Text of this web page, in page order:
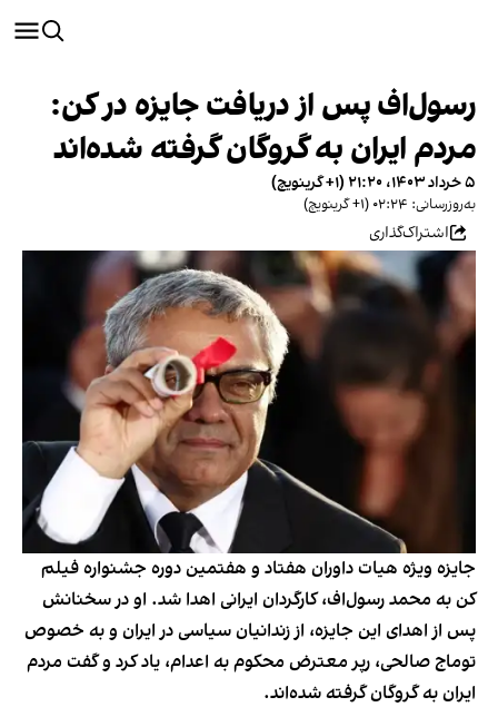
رسول‌اف پس از دریافت جایزه در کن:
مردم ایران به گروگان گرفته شده‌اند
۵ خرداد ۱۴۰۳، ۲۱:۲۰ (‎+۱ گرینویچ)
به‌روزرسانی: ۰۲:۲۴ (‎+۱ گرینویچ)
اشتراک‌گذاری
جایزه ویژه هیات داوران هفتاد و هفتمین دوره جشنواره فیلم
کن به محمد رسول‌اف، کارگردان ایرانی اهدا شد. او در سخنانش
پس از اهدای این جایزه، از زندانیان سیاسی در ایران و به خصوص
توماج صالحی، رپر معترض محکوم به اعدام، یاد کرد و گفت مردم
ایران به گروگان گرفته شده‌اند.